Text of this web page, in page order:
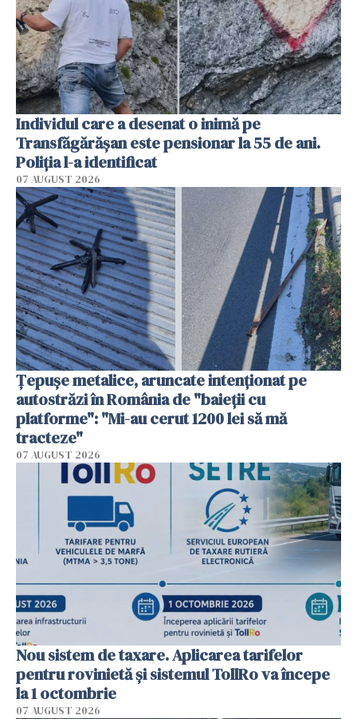
Individul care a desenat o inimă pe
Transfăgărășan este pensionar la 55 de ani.
Poliția l-a identificat
07 AUGUST 2026
Țepușe metalice, aruncate intenționat pe
autostrăzi în România de "baieții cu
platforme": "Mi-au cerut 1200 lei să mă
tracteze"
07 AUGUST 2026
Nou sistem de taxare. Aplicarea tarifelor
pentru rovinietă şi sistemul TollRo va începe
la 1 octombrie
07 AUGUST 2026